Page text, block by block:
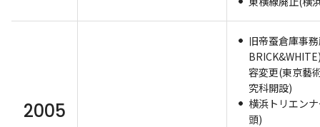
2005
旧帝蚕倉庫事
容変更(東京藝
究科開設)
横浜トリエン
頭)